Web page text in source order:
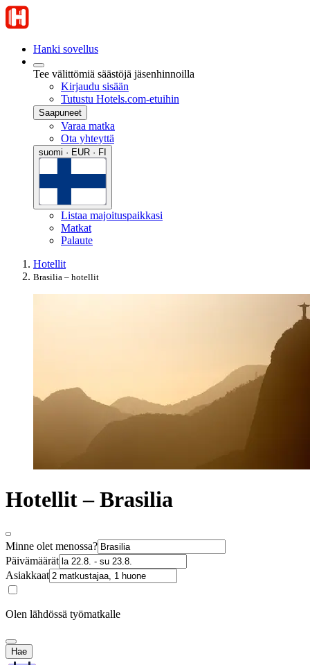
Hanki sovellus
Tee välittömiä säästöjä jäsenhinnoilla
Kirjaudu sisään
Tutustu Hotels.com-etuihin
Saapuneet
Varaa matka
Ota yhteyttä
suomi · EUR · FI
Listaa majoituspaikkasi
Matkat
Palaute
Hotellit
Brasilia – hotellit
Hotellit – Brasilia
Minne olet menossa?
Päivämäärät
Asiakkaat
Olen lähdössä työmatkalle
Hae